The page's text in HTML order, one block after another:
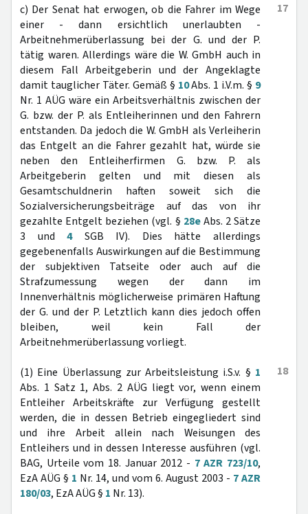
17
c) Der Senat hat erwogen, ob die Fahrer im Wege
einer - dann ersichtlich unerlaubten -
Arbeitnehmerüberlassung bei der G. und der P.
tätig waren. Allerdings wäre die W. GmbH auch in
diesem Fall Arbeitgeberin und der Angeklagte
damit tauglicher Täter. Gemäß § 10Abs. 1 i.V.m. § 9
Nr. 1 AÜG wäre ein Arbeitsverhältnis zwischen der
G. bzw. der P. als Entleiherinnen und den Fahrern
entstanden. Da jedoch die W. GmbH als Verleiherin
das Entgelt an die Fahrer gezahlt hat, würde sie
neben den Entleiherfirmen G. bzw. P. als
Arbeitgeberin gelten und mit diesen als
Gesamtschuldnerin haften soweit sich die
Sozialversicherungsbeiträge auf das von ihr
gezahlte Entgelt beziehen (vgl. § 28eAbs. 2 Sätze
3 und4SGB IV). Dies hätte allerdings
gegebenenfalls Auswirkungen auf die Bestimmung
der subjektiven Tatseite oder auch auf die
Strafzumessung wegen der dann im
Innenverhältnis möglicherweise primären Haftung
der G. und der P. Letztlich kann dies jedoch offen
bleiben, weil kein Fall der
Arbeitnehmerüberlassung vorliegt.
18
(1) Eine Überlassung zur Arbeitsleistung i.S.v. § 1
Abs. 1 Satz 1, Abs. 2 AÜG liegt vor, wenn einem
Entleiher Arbeitskräfte zur Verfügung gestellt
werden, die in dessen Betrieb eingegliedert sind
und ihre Arbeit allein nach Weisungen des
Entleihers und in dessen Interesse ausführen (vgl.
BAG, Urteile vom 18. Januar 2012 - 7 AZR 723/10,
EzA AÜG § 1 Nr. 14, und vom 6. August 2003 - 7 AZR
180/03, EzA AÜG § 1 Nr. 13).